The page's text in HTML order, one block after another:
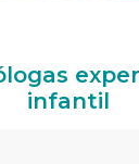
infantil